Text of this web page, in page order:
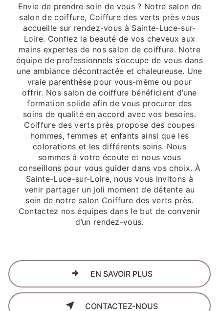
Envie de prendre soin de vous ? Notre salon de
salon de coiffure, Coiffure des verts près vous
accueille sur rendez-vous à Sainte-Luce-sur-
Loire. Confiez la beauté de vos cheveux aux
mains expertes de nos salon de coiffure. Notre
équipe de professionnels s’occupe de vous dans
une ambiance décontractée et chaleureuse. Une
vraie parenthèse pour vous-même ou pour
offrir. Nos salon de coiffure bénéficient d’une
formation solide afin de vous procurer des
soins de qualité en accord avec vos besoins.
Coiffure des verts près propose des coupes
hommes, femmes et enfants ainsi que les
colorations et les différents soins. Nous
sommes à votre écoute et nous vous
conseillons pour vous guider dans vos choix. À
Sainte-Luce-sur-Loire, nous vous invitons à
venir partager un joli moment de détente au
sein de notre salon Coiffure des verts près.
Contactez nos équipes dans le but de convenir
d’un rendez-vous.
EN SAVOIR PLUS
CONTACTEZ-NOUS